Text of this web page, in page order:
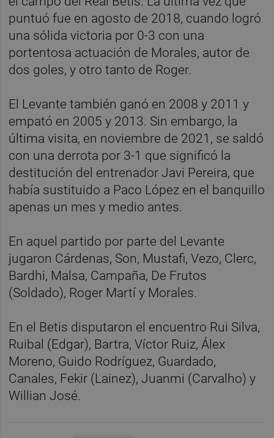
puntuó fue en agosto de 2018, cuando logró
una sólida victoria por 0-3 con una
portentosa actuación de Morales, autor de
dos goles, y otro tanto de Roger.
El Levante también ganó en 2008 y 2011 y
empató en 2005 y 2013. Sin embargo, la
última visita, en noviembre de 2021, se saldó
con una derrota por 3-1 que significó la
destitución del entrenador Javi Pereira, que
había sustituido a Paco López en el banquillo
apenas un mes y medio antes.
En aquel partido por parte del Levante
jugaron Cárdenas, Son, Mustafi, Vezo, Clerc,
Bardhi, Malsa, Campaña, De Frutos
(Soldado), Roger Martí y Morales.
En el Betis disputaron el encuentro Rui Silva,
Ruibal (Edgar), Bartra, Víctor Ruiz, Álex
Moreno, Guido Rodríguez, Guardado,
Canales, Fekir (Lainez), Juanmi (Carvalho) y
Willian José.